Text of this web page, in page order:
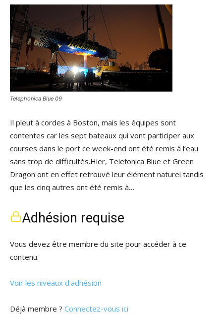
Telephonica Blue 09
Il pleut à cordes à Boston, mais les équipes sont
contentes car les sept bateaux qui vont participer aux
courses dans le port ce week-end ont été remis à l’eau
sans trop de difficultés.Hier, Telefonica Blue et Green
Dragon ont en effet retrouvé leur élément naturel tandis
que les cinq autres ont été remis à…
Adhésion requise
Vous devez être membre du site pour accéder à ce
contenu.
Voir les niveaux d’adhésion
Déjà membre ? Connectez-vous ici